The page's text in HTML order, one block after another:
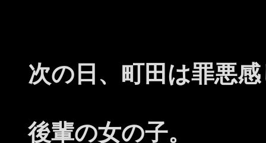
次の日、町田は罪悪
後輩の女の子。